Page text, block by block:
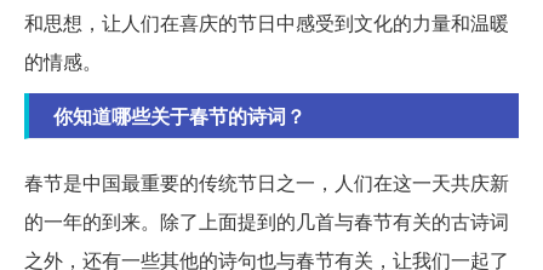
和思想，让人们在喜庆的节日中感受到文化的力量和温暖
的情感。
你知道哪些关于春节的诗词？
春节是中国最重要的传统节日之一，人们在这一天共庆新
的一年的到来。除了上面提到的几首与春节有关的古诗词
之外，还有一些其他的诗句也与春节有关，让我们一起了